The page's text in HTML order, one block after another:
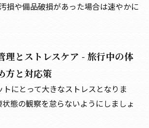
損や備品破損があった場合は速やかに
理とストレスケア - 旅行中の体
方と対応策
にとって大きなストレスとなりま
態の観察を怠らないようにしましょ